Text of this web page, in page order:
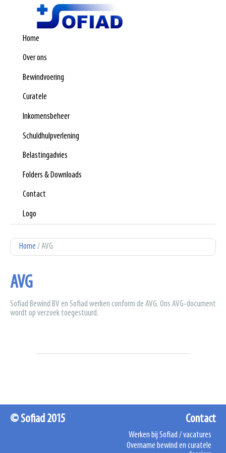
Home
Over ons
Bewindvoering
Curatele
Inkomensbeheer
Schuldhulpverlening
Belastingadvies
Folders & Downloads
Contact
Logo
U bent hier
Home / AVG
AVG
Sofiad Bewind BV en Sofiad werken conform de AVG. Ons AVG-document
wordt op verzoek toegestuurd.
© Sofiad 2015 Contact
Werken bij Sofiad / vacatures
Overname bewind en curatele